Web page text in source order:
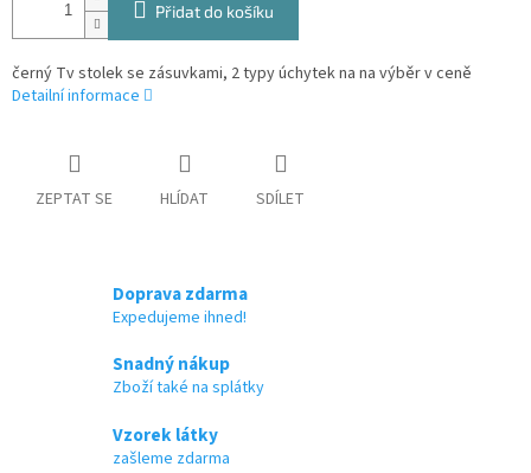
Přidat do košíku
černý Tv stolek se zásuvkami, 2 typy úchytek na na výběr v ceně
Detailní informace
ZEPTAT SE HLÍDAT SDÍLET
Doprava zdarma
Expedujeme ihned!
Snadný nákup
Zboží také na splátky
Vzorek látky
zašleme zdarma